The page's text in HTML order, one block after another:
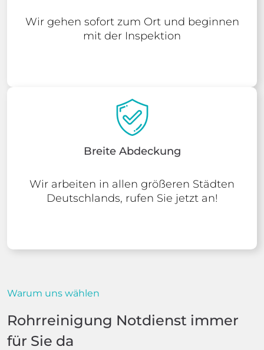
Wir gehen sofort zum Ort und beginnen
mit der Inspektion
Breite Abdeckung
Wir arbeiten in allen größeren Städten
Deutschlands, rufen Sie jetzt an!
Warum uns wählen
Rohrreinigung Notdienst immer
für Sie da